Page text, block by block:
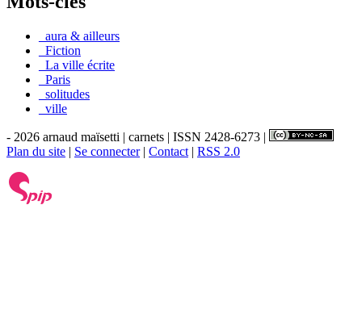
_aura & ailleurs
_Fiction
_La ville écrite
_Paris
_solitudes
_ville
- 2026 arnaud maïsetti | carnets | ISSN 2428-6273 |
Plan du site | Se connecter| Contact | RSS 2.0